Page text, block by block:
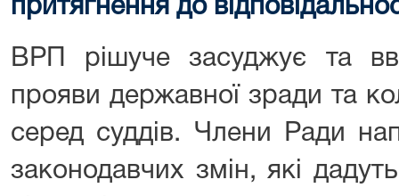
притягнення до
ВРП рішуче засуджує та
прояви державної зради та
серед суддів. Члени Ради
законодавчих змін, які